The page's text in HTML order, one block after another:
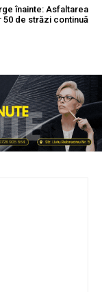
înainte: Asfaltarea
50 de străzi continuă